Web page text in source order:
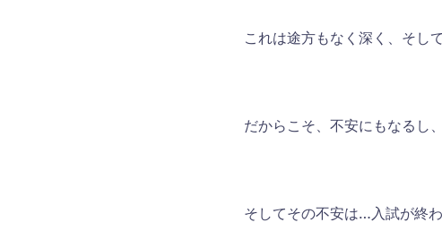
これは途方もなく深く、そし
だからこそ、不安にもなるし
そしてその不安は…入試が終わ